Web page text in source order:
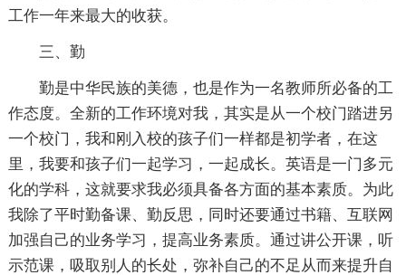
工作一年来最大的收获。
三、勤
勤是中华民族的美德，也是作为一名教师所必备的工
作态度。全新的工作环境对我，其实是从一个校门踏进另
一个校门，我和刚入校的孩子们一样都是初学者，在这
里，我要和孩子们一起学习，一起成长。英语是一门多元
化的学科，这就要求我必须具备各方面的基本素质。为此
我除了平时勤备课、勤反思，同时还要通过书籍、互联网
加强自己的业务学习，提高业务素质。通过讲公开课，听
示范课，吸取别人的长处，弥补自己的不足从而来提升自